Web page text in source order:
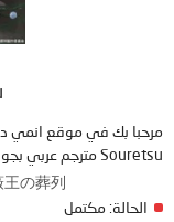
Souretsu مترجم عربي بجودة عالية على سرفرات متعددة, مشاهدة ممتعة
王の葬列
الحالة: مكتمل